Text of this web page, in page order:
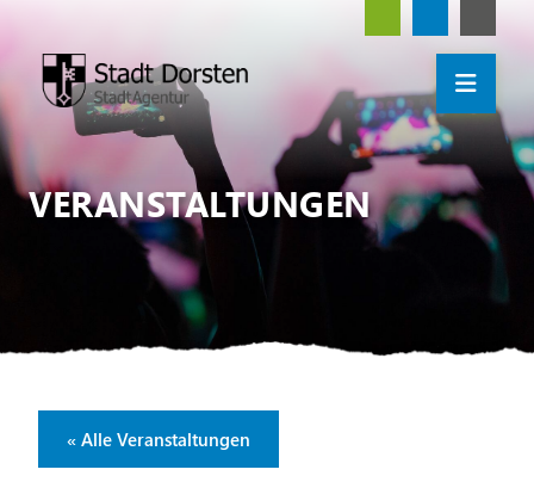
VERANSTALTUNGEN
« Alle Veranstaltungen